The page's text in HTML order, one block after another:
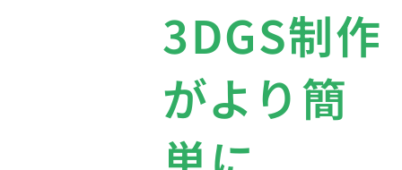
3DGS制作
がより簡